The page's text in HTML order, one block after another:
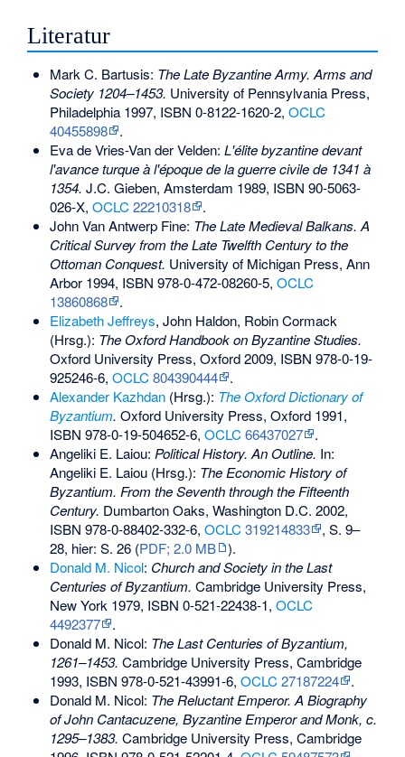
Literatur
Mark C. Bartusis: The Late Byzantine Army. Arms and
Society 1204–1453. University of Pennsylvania Press,
Philadelphia 1997, ISBN 0-8122-1620-2, OCLC
40455898
.
Eva de Vries-Van der Velden: L'élite byzantine devant
l'avance turque à l'époque de la guerre civile de 1341 à
1354. J.C. Gieben, Amsterdam 1989, ISBN 90-5063-
026-X, OCLC 22210318
.
John Van Antwerp Fine: The Late Medieval Balkans. A
Critical Survey from the Late Twelfth Century to the
Ottoman Conquest. University of Michigan Press, Ann
Arbor 1994, ISBN 978-0-472-08260-5, OCLC
13860868
.
Elizabeth Jeffreys, John Haldon, Robin Cormack
(Hrsg.): The Oxford Handbook on Byzantine Studies.
Oxford University Press, Oxford 2009, ISBN 978-0-19-
925246-6, OCLC 804390444
.
Alexander Kazhdan(Hrsg.): The Oxford Dictionary of
Byzantium. Oxford University Press, Oxford 1991,
ISBN 978-0-19-504652-6, OCLC 66437027
.
Angeliki E. Laiou: Political History. An Outline. In:
Angeliki E. Laiou (Hrsg.): The Economic History of
Byzantium. From the Seventh through the Fifteenth
Century. Dumbarton Oaks, Washington D.C. 2002,
ISBN 978-0-88402-332-6, OCLC 319214833
, S. 9–
28, hier: S. 26 (PDF; 2.0 MB
).
Donald M. Nicol: Church and Society in the Last
Centuries of Byzantium. Cambridge University Press,
New York 1979, ISBN 0-521-22438-1, OCLC
4492377
.
Donald M. Nicol: The Last Centuries of Byzantium,
1261–1453. Cambridge University Press, Cambridge
1993, ISBN 978-0-521-43991-6, OCLC 27187224
.
Donald M. Nicol: The Reluctant Emperor. A Biography
of John Cantacuzene, Byzantine Emperor and Monk, c.
1295–1383. Cambridge University Press, Cambridge